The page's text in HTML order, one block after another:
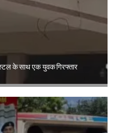
के साथ एक युवक गिरफ्तार